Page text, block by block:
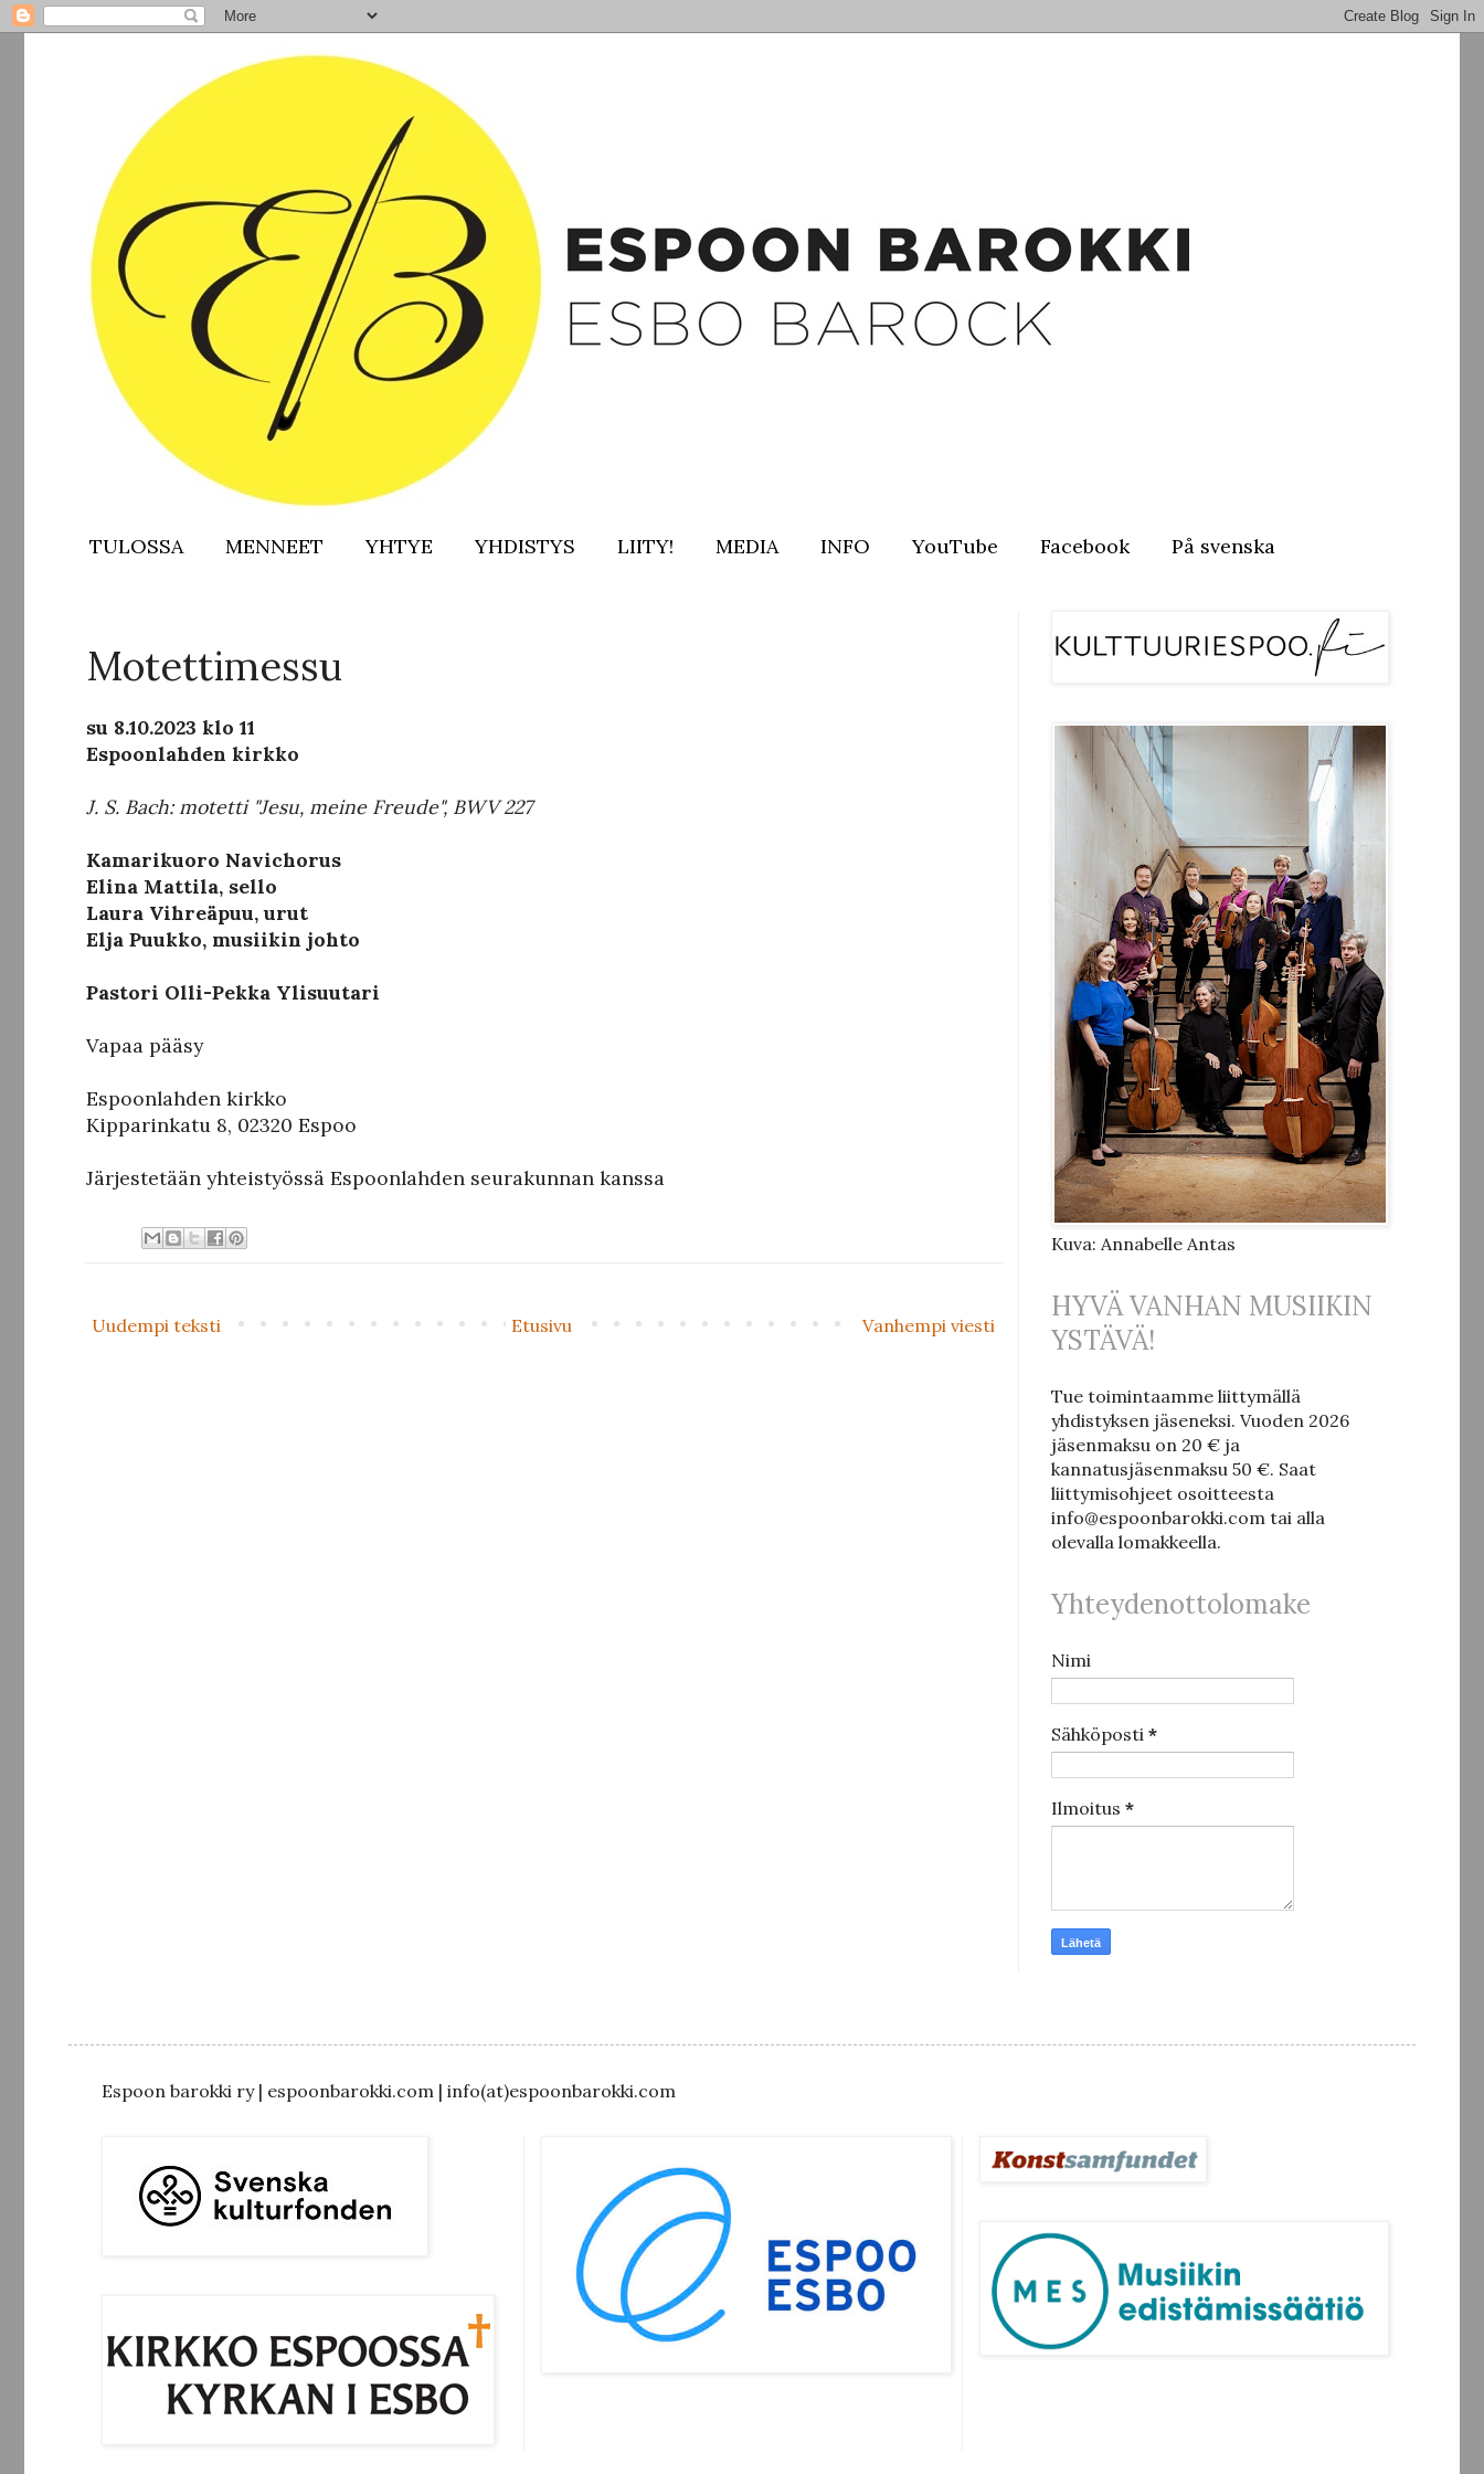
TULOSSA MENNEET YHTYE YHDISTYS LIITY! MEDIA INFO YouTube Facebook På svenska
Motettimessu
su 8.10.2023 klo 11
Espoonlahden kirkko
J. S. Bach: motetti "Jesu, meine Freude", BWV 227
Kamarikuoro Navichorus
Elina Mattila, sello
Laura Vihreäpuu, urut
Elja Puukko, musiikin johto
Pastori Olli-Pekka Ylisuutari
Vapaa pääsy
Espoonlahden kirkko
Kipparinkatu 8, 02320 Espoo
Järjestetään yhteistyössä Espoonlahden seurakunnan kanssa
Uudempi teksti Vanhempi viesti
Etusivu
Kuva: Annabelle Antas
HYVÄ VANHAN MUSIIKIN
YSTÄVÄ!
Tue toimintaamme liittymällä
yhdistyksen jäseneksi. Vuoden 2026
jäsenmaksu on 20 € ja
kannatusjäsenmaksu 50 €. Saat
liittymisohjeet osoitteesta
info@espoonbarokki.com tai alla
olevalla lomakkeella.
Yhteydenottolomake
Nimi
Sähköposti *
Ilmoitus *
Espoon barokki ry | espoonbarokki.com | info(at)espoonbarokki.com